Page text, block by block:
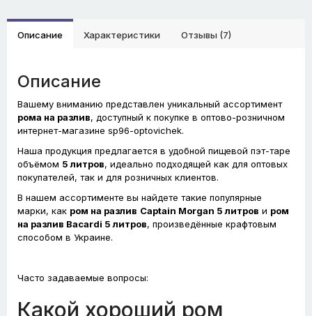
Описание Характеристики Отзывы (7)
Описание
Вашему вниманию представлен уникальный ассортимент
рома на разлив, доступный к покупке в оптово-розничном
интернет-магазине sp96-optovichek.
Наша продукция предлагается в удобной пищевой пэт-таре
объёмом 5 литров, идеально подходящей как для оптовых
покупателей, так и для розничных клиентов.
В нашем ассортименте вы найдете такие популярные
марки, как ром на разлив Captain Morgan 5 литров и ром
на разлив Bacardi 5 литров, произведённые крафтовым
способом в Украине.
Часто задаваемые вопросы:
Какой хороший ром